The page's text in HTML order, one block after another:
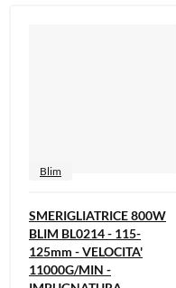
Blim
SMERIGLIATRICE 800W
BLIM BL0214 - 115-
125mm - VELOCITA'
11000G/MIN -